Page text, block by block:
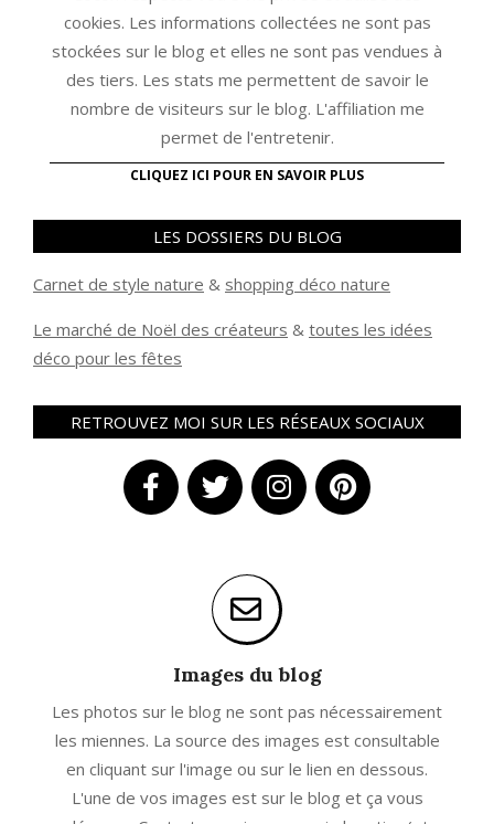
cookies. Les informations collectées ne sont pas
stockées sur le blog et elles ne sont pas vendues à
des tiers. Les stats me permettent de savoir le
nombre de visiteurs sur le blog. L'affiliation me
permet de l'entretenir.
CLIQUEZ ICI POUR EN SAVOIR PLUS
LES DOSSIERS DU BLOG
Carnet de style nature & shopping déco nature
Le marché de Noël des créateurs & toutes les idées
déco pour les fêtes
RETROUVEZ MOI SUR LES RÉSEAUX SOCIAUX
Images du blog
Les photos sur le blog ne sont pas nécessairement
les miennes. La source des images est consultable
en cliquant sur l'image ou sur le lien en dessous.
L'une de vos images est sur le blog et ça vous